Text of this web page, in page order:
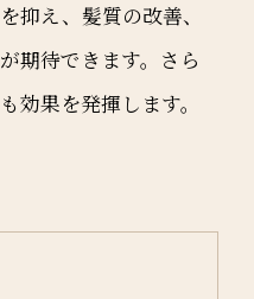
抑え、髪質の改善、
期待できます。さら
効果を発揮します。